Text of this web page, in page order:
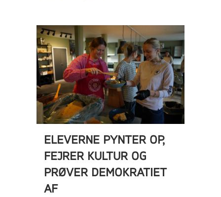
ELEVERNE PYNTER OP,
FEJRER KULTUR OG
PRØVER DEMOKRATIET
AF